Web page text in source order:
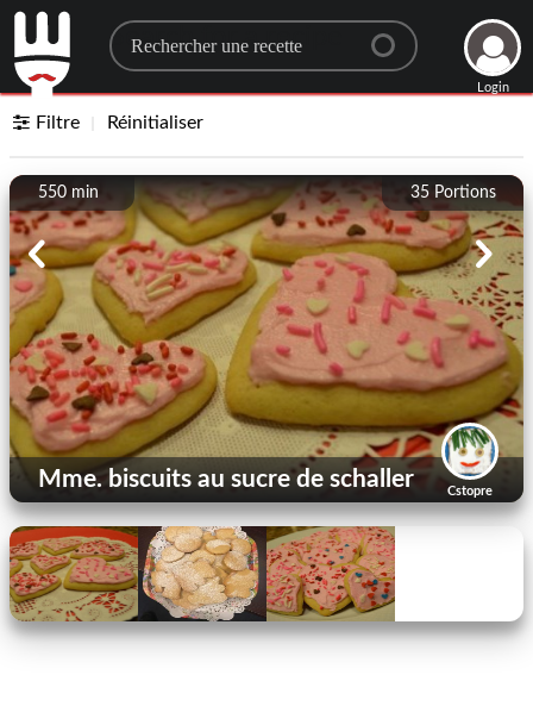
Search for a recipe
Login
Filtre Réinitialiser
35 Portions
550 min
Cstopre
Mme. biscuits au sucre de schaller